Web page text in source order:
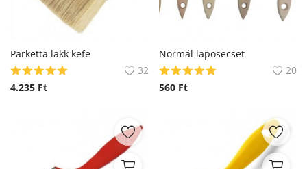
Parketta lakk kefe
32
4.235 Ft
Normál laposecset
20
560 Ft